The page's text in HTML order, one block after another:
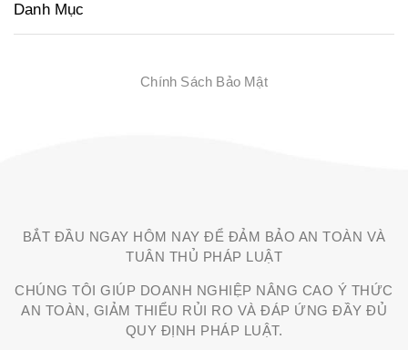
Danh Mục
Chính Sách Bảo Mật
BẮT ĐẦU NGAY HÔM NAY ĐỂ ĐẢM BẢO AN TOÀN VÀ
TUÂN THỦ PHÁP LUẬT
CHÚNG TÔI GIÚP DOANH NGHIỆP NÂNG CAO Ý THỨC
AN TOÀN, GIẢM THIỂU RỦI RO VÀ ĐÁP ỨNG ĐẦY ĐỦ
QUY ĐỊNH PHÁP LUẬT.